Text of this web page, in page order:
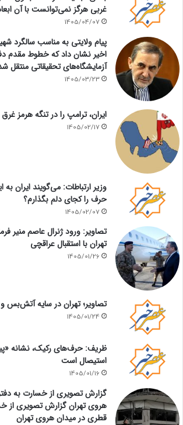
غربی هرگز نمی‌توانست با آن
1405/04/07
پیام ولایتی به مناسب سالگرد
اخیر نشان داد که خطوط مقدم
آزمایشگاه‌های تحقیقاتی منتقل
1405/03/23
ایران، ترامپ را در تنگه هرمز
1405/02/17
وزیر ارتباطات: می‌گویند ایران به
حرف را کجای دلم بگذارم؟
1405/02/07
تصاویر: ورود ژنرال عاصم منیر
تهران با استقبال عراقچی
1405/01/26
تصاویر؛ تهران در سایه آتش‌بس
1405/01/24
ظریف: حرف‌های رکیک، نشانه
استیصال است
1405/01/16
گزارش تصویری از خسارت به
هروی تهران گزارش تصویری از
قطری در میدان هروی تهران